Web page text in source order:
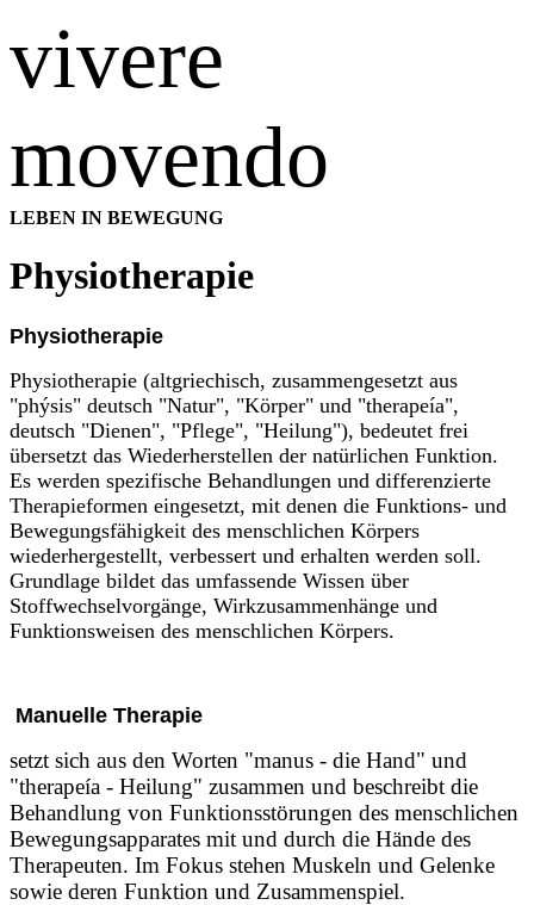
vivere
movendo
LEBEN IN BEWEGUNG
Physiotherapie
Physiotherapie
Physiotherapie (altgriechisch, zusammengesetzt aus
"phýsis" deutsch "Natur", "Körper" und "therapeía",
deutsch "Dienen", "Pflege", "Heilung"), bedeutet frei
übersetzt das Wiederherstellen der natürlichen Funktion.
Es werden spezifische Behandlungen und differenzierte
Therapieformen eingesetzt, mit denen die Funktions- und
Bewegungsfähigkeit des menschlichen Körpers
wiederhergestellt, verbessert und erhalten werden soll.
Grundlage bildet das umfassende Wissen über
Stoffwechselvorgänge, Wirkzusammenhänge und
Funktionsweisen des menschlichen Körpers.
Manuelle Therapie
setzt sich aus den Worten "manus - die Hand" und
"therapeía - Heilung" zusammen und beschreibt die
Behandlung von Funktionsstörungen des menschlichen
Bewegungsapparates mit und durch die Hände des
Therapeuten. Im Fokus stehen Muskeln und Gelenke
sowie deren Funktion und Zusammenspiel.